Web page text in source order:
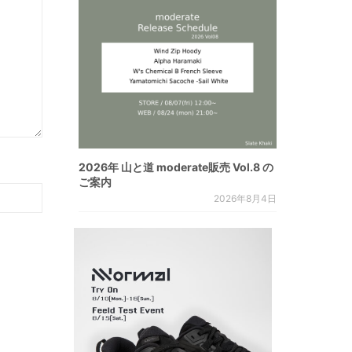
2026年 山と道 moderate販売 Vol.8 の
ご案内
2026年8月4日